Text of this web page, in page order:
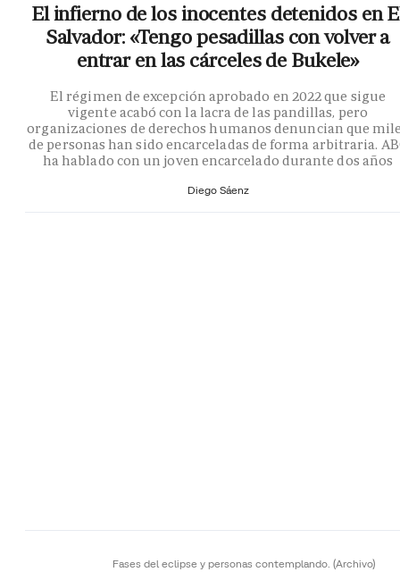
El infierno de los inocentes detenidos en
Salvador: «Tengo pesadillas con volver a
entrar en las cárceles de Bukele»
El régimen de excepción aprobado en 2022 que sigue
vigente acabó con la lacra de las pandillas, pero
organizaciones de derechos humanos denuncian que
de personas han sido encarceladas de forma arbitraria.
ha hablado con un joven encarcelado durante dos años
Diego Sáenz
Fases del eclipse y personas contemplando. (Archivo)